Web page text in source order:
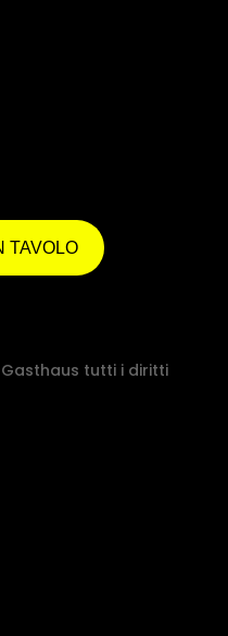
TAVOLO
tutti i diritti